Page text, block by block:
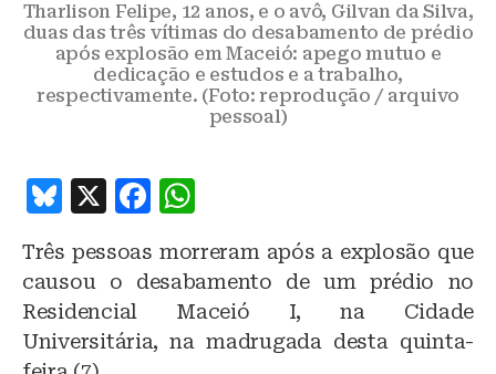
Tharlison Felipe, 12 anos, e o avô, Gilvan da Silva,
duas das três vítimas do desabamento de prédio
após explosão em Maceió: apego mutuo e
dedicação e estudos e a trabalho,
respectivamente. (Foto: reprodução / arquivo
pessoal)
B
e
s
k
X
F
c
e
b
at
s
A
Três pessoas morreram após a explosão que
causou o desabamento de um prédio no
Residencial Maceió I, na Cidade
Universitária, na madrugada desta quinta-